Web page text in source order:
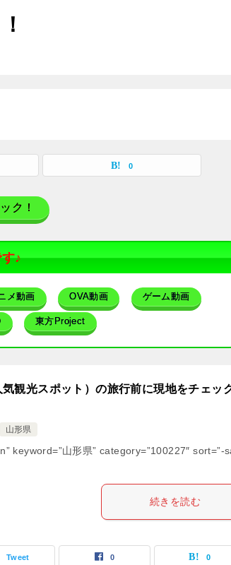
0
ク！
♪
メ動画 OVA動画 ゲーム動画
東方Project
気観光スポット）の旅行前に現地をチェッ
山形県
keyword=”山形県” category=”100227″ sort=”-
続きを読む
Tweet 0 0